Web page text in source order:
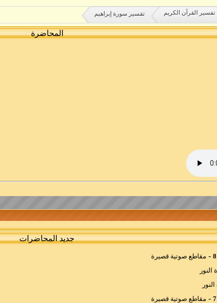
تفسير القرآن الكريم تفسير سورة إبراهيم
المحاضرة
جديد المحاضرات
- مقاطع صوتية قصيرة
- مقاطع صوتية قصيرة